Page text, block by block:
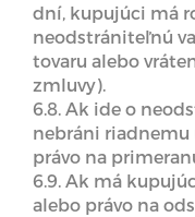
dní, kupujúci má
neodstrániteľnú
tovaru alebo
zmluvy).
6.8. Ak ide o
nebráni riadnemu
právo na
6.9. Ak má
alebo právo na